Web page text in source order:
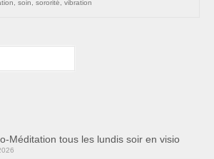
soin sororité vibration
Méditation tous les lundis soir en visio